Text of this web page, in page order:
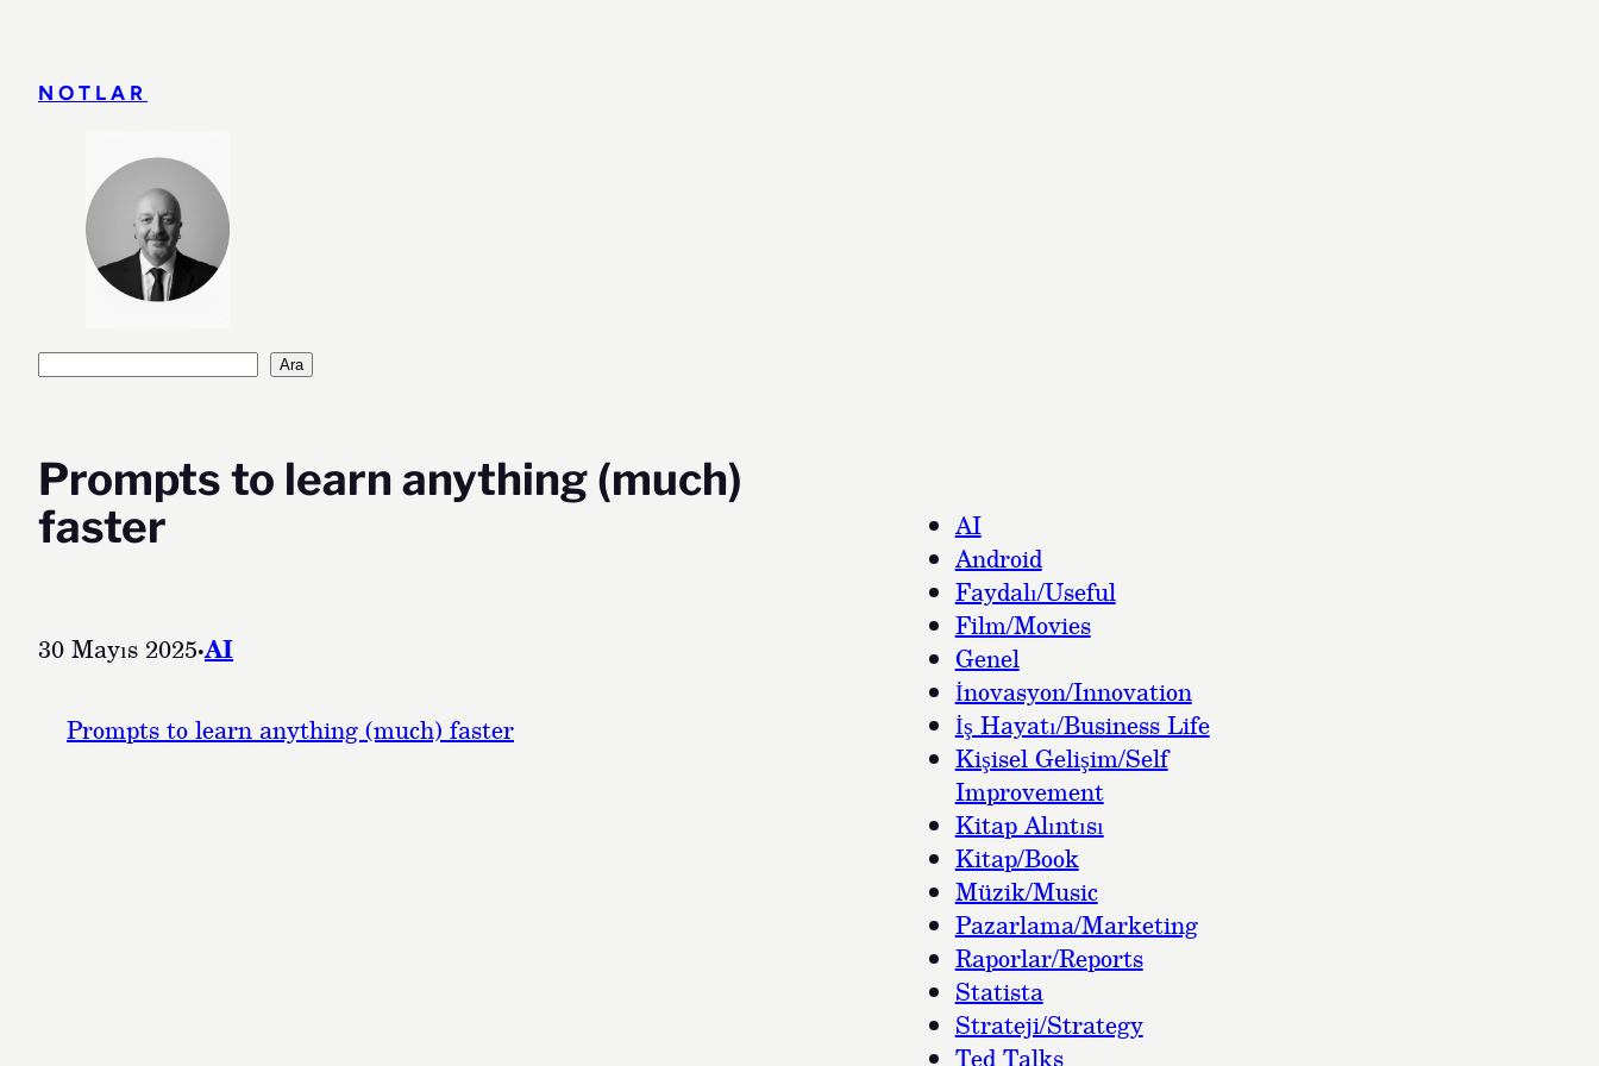
NOTLAR
Ara Ara
Prompts to learn anything (much)
faster
30 Mayıs 2025·AI
Prompts to learn anything (much) faster
AI
Android
Faydalı/Useful
Film/Movies
Genel
İnovasyon/Innovation
İş Hayatı/Business Life
Kişisel Gelişim/Self
Improvement
Kitap Alıntısı
Kitap/Book
Müzik/Music
Pazarlama/Marketing
Raporlar/Reports
Statista
Strateji/Strategy
Ted Talks